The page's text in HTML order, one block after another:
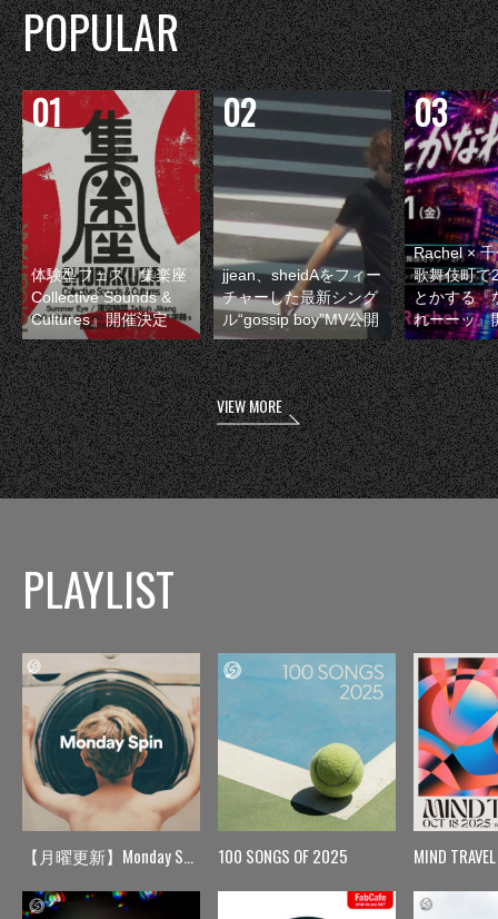
POPULAR
体験型フェス『集楽座
Collective Sounds &
Cultures』開催決定
jjean、sheidAをフィー
チャーした最新シング
ル“gossip boy”MV公開
Rachel ×
歌舞伎町で
とかする『
れーーッ』
VIEW MORE
PLAYLIST
【月曜更新】Monday Spin 100 SONGS OF 2025 MIND TRAVEL